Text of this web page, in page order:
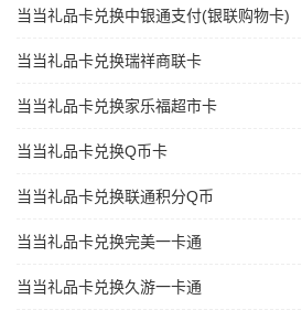
当当礼品卡兑换中银通支付(银联购物卡)
当当礼品卡兑换瑞祥商联卡
当当礼品卡兑换家乐福超市卡
当当礼品卡兑换Q币卡
当当礼品卡兑换联通积分Q币
当当礼品卡兑换完美一卡通
当当礼品卡兑换久游一卡通